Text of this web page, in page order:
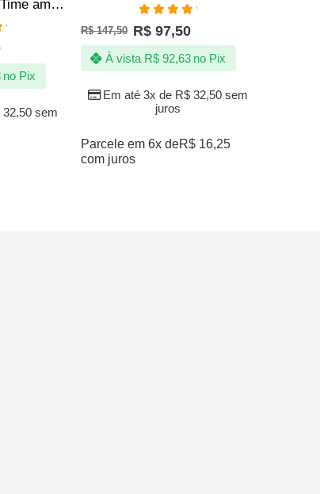
Camisa/Camiseta Time amador – Quebrada NQT – Irmão metralha
32,50 sem
no Pix
Avaliação
5.00de 5
R$147,50 R$ 97,50
Em até 3x de R$ 32,50 sem
juros
À vista R$92,63 no Pix
Parcele em 6x deR$ 16,25
com juros